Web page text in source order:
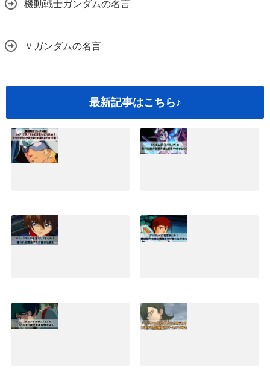
機動戦士ガンダムの名言
Ｖガンダムの名言
最新記事はこちら♪
め！坊やだからさ
や過ちなど全12選
｜機動戦士ガンダ
ム編
動画の視聴方法と
配信サイトまと
め！
とめ！嫌われる理
由やその後の活躍
も
壮絶な最後とその
後の生存説も
2019.02.02